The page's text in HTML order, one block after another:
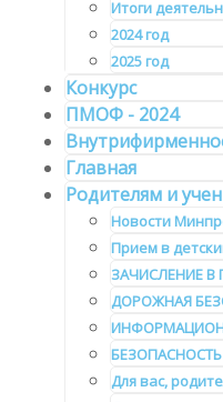
Итоги
2024 год
2025 год
Конкурс
ПМОФ - 2024
Главная
Родителям и
Новости
Прием в
ЗАЧИСЛЕНИЕ В
ДОРОЖНАЯ
Для вас,